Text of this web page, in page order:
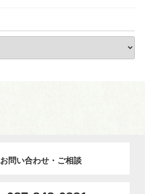
お問い合わせ・ご相談